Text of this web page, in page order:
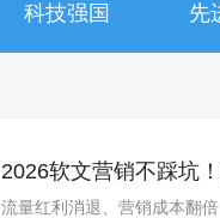
科技强国 先
2026软文营销不踩坑
流量红利消退、营销成本翻